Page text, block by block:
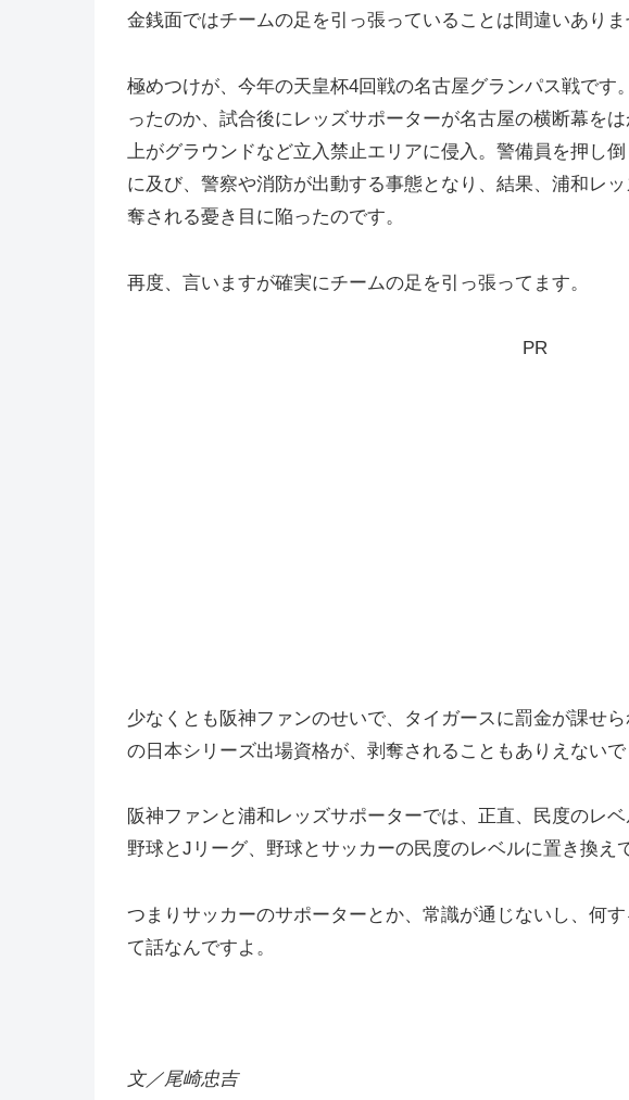
金銭面ではチームの足を引っ張っていることは間違いありま
極めつけが、今年の天皇杯4回戦の名古屋グランパス戦です
ったのか、試合後にレッズサポーターが名古屋の横断幕を
上がグラウンドなど立入禁止エリアに侵入。警備員を押し
に及び、警察や消防が出動する事態となり、結果、浦和レ
奪される憂き目に陥ったのです。
再度、言いますが確実にチームの足を引っ張ってます。
PR
少なくとも阪神ファンのせいで、タイガースに罰金が課せ
の日本シリーズ出場資格が、剥奪されることもありえないで
阪神ファンと浦和レッズサポーターでは、正直、民度のレ
野球とJリーグ、野球とサッカーの民度のレベルに置き換え
つまりサッカーのサポーターとか、常識が通じないし、何
て話なんですよ。
文／尾崎忠吉